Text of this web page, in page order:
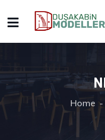
Home